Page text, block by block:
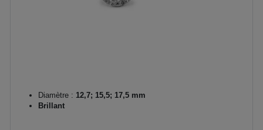
Diamètre : 12,7; 15,5; 17,5 mm
Brillant